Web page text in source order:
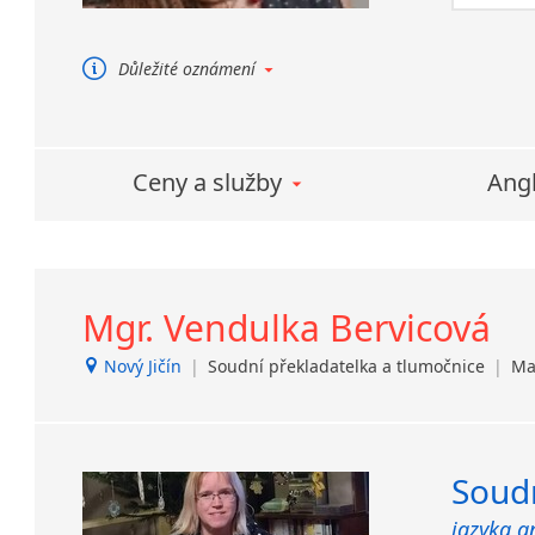
Důležité oznámení
Ceny a služby
Mgr. Vendulka Bervicová
Nový Jičín | Soudní překladatelka a tlumočnice |
jazyka